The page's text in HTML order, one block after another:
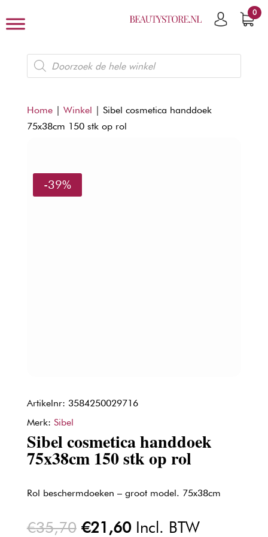
0
Producten
zoeken
Home| Winkel | Sibel cosmetica handdoek
75x38cm 150 stk op rol
-39%
Artikelnr: 3584250029716
Merk: Sibel
Sibel cosmetica handdoek
75x38cm 150 stk op rol
Rol beschermdoeken – groot model. 75x38cm
€35,70 Oorspronkelijke
€21,60Huidige
Incl. BTW